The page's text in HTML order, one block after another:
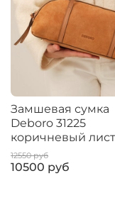
Замшевая сумка
Deboro 31225
коричневый лист
12550 руб
10500 руб